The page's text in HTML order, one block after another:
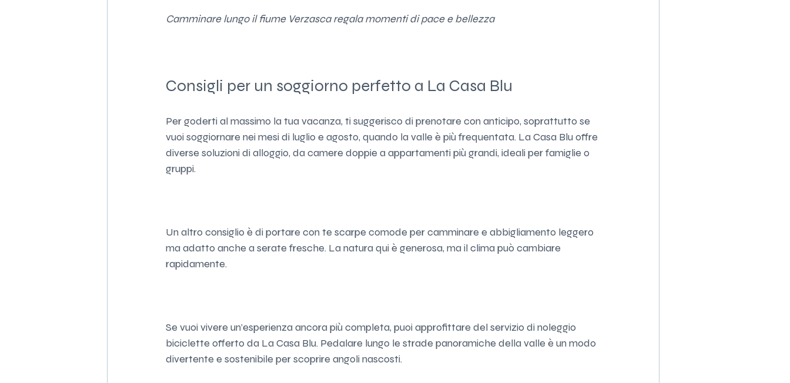
Camminare lungo il fiume Verzasca regala momenti di pace e bellezza
Consigli per un soggiorno perfetto a La Casa Blu
Per goderti al massimo la tua vacanza, ti suggerisco di prenotare con anticipo, soprattutto se
vuoi soggiornare nei mesi di luglio e agosto, quando la valle è più frequentata. La Casa Blu offre
diverse soluzioni di alloggio, da camere doppie a appartamenti più grandi, ideali per famiglie o
gruppi.
Un altro consiglio è di portare con te scarpe comode per camminare e abbigliamento leggero
ma adatto anche a serate fresche. La natura qui è generosa, ma il clima può cambiare
rapidamente.
Se vuoi vivere un’esperienza ancora più completa, puoi approfittare del servizio di noleggio
biciclette offerto da La Casa Blu. Pedalare lungo le strade panoramiche della valle è un modo
divertente e sostenibile per scoprire angoli nascosti.